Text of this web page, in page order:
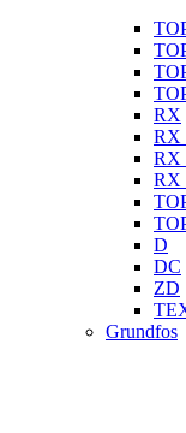
RX
RX
RX
RX
D
DC
ZD
Grundfos